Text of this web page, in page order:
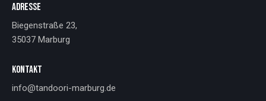
ADRESSE
Biegenstraße 23,
35037 Marburg
KONTAKT
info@tandoori-marburg.de